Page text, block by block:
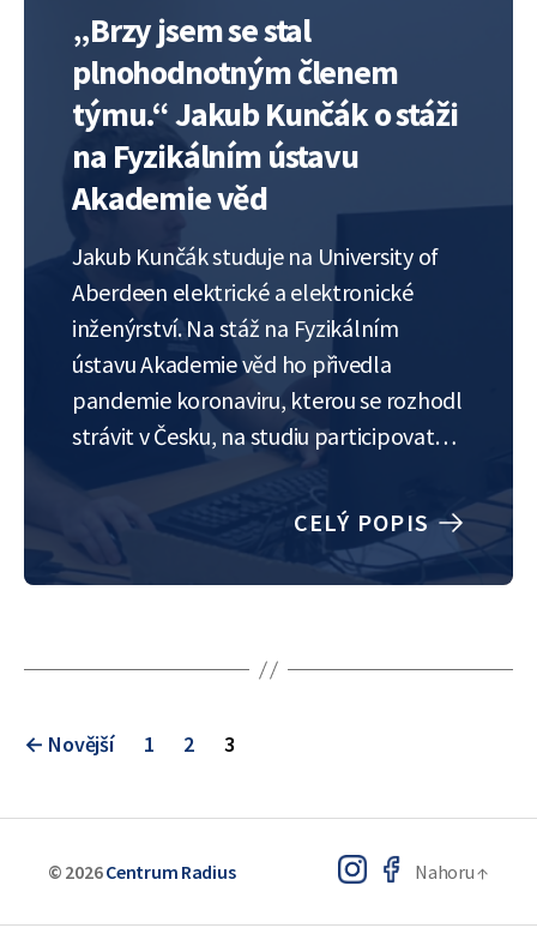
nikdy dříve nepracovala. Igone přijela…
„Brzy jsem se stal
plnohodnotným členem
týmu.“ Jakub Kunčák o stáži
na Fyzikálním ústavu
Akademie věd
Jakub Kunčák studuje na University of
Aberdeen elektrické a elektronické
inženýrství. Na stáž na Fyzikálním
ústavu Akademie věd ho přivedla
pandemie koronaviru, kterou se rozhodl
strávit v Česku, na studiu participovat
online a volný čas vyplnit získáním
pracovních zkušeností. Kromě FZÚ
zvažoval také možnost nastoupit na
praxi do soukromého sektoru. Zde ho
CELÝ POPIS
Stránkování
← Novější 1 2 3
© 2026Centrum Radius Nahoru↑